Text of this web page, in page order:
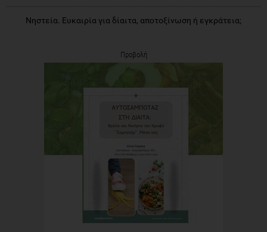
Νηστεία. Ευκαιρία για δίαιτα, αποτοξίνωση ή εγκράτεια;
Προβολή